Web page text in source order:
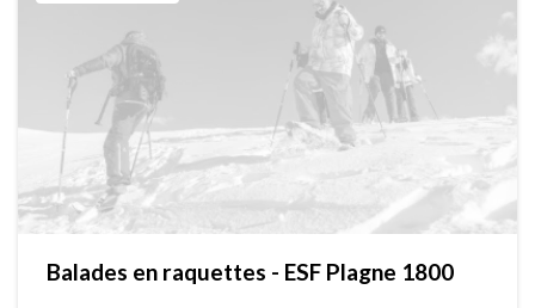
Balades en raquettes - ESF Plagne 1800